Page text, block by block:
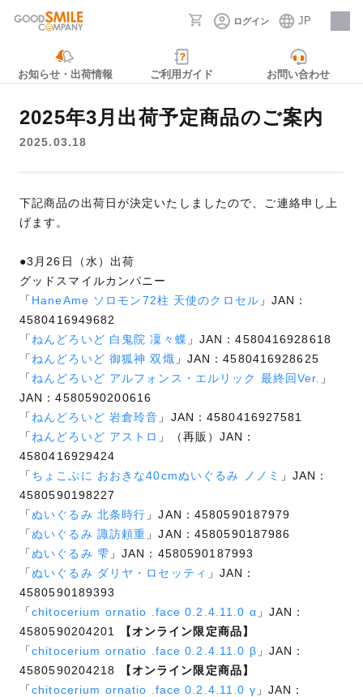
ログイン JP
採用情報
お知らせ・出荷情報 ご利用ガイド お問い合わせ
2025年3月出荷予定商品のご案内
2025.03.18
下記商品の出荷日が決定いたしましたので、ご連絡申し上
げます。
●3月26日（水）出荷
グッドスマイルカンパニー
「 HaneAme ソロモン72柱 天使のクロセル 」JAN：
4580416949682
「 ねんどろいど 白鬼院 凜々蝶 」JAN：4580416928618
「 ねんどろいど 御狐神 双熾 」JAN：4580416928625
「 ねんどろいど アルフォンス・エルリック 最終回Ver.
」
JAN：4580590200616
「 ねんどろいど 岩倉玲音 」JAN：4580416927581
「 ねんどろいど アストロ 」（再販）JAN：
4580416929424
「 ちょこぷに おおきな40cmぬいぐるみ ノノミ
」JAN：
4580590198227
「ぬいぐるみ 北条時行 」JAN：4580590187979
「ぬいぐるみ 諏訪頼重 」JAN：4580590187986
「ぬいぐるみ 雫 」JAN：4580590187993
「ぬいぐるみ ダリヤ・ロセッティ 」JAN：
4580590189393
「chitocerium ornatio .face 0.2.4.11.0 α 」JAN：
4580590204201
【オンライン限定商品】
「chitocerium ornatio .face 0.2.4.11.0 β 」JAN：
4580590204218
【オンライン限定商品】
「chitocerium ornatio .face 0.2.4.11.0 γ 」JAN：